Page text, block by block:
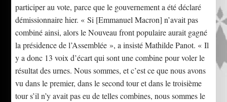
participer au vote, parce que le gouvernement a été déclaré
démissionnaire hier. « Si [Emmanuel Macron] n’avait pas
combiné ainsi, alors le Nouveau front populaire aurait gagné
la présidence de l’Assemblée », a insisté Mathilde Panot. « Il
y a donc 13 voix d’écart qui sont une combine pour voler le
résultat des urnes. Nous sommes, et c’est ce que nous avons
vu dans le premier, dans le second tour et dans le troisième
tour s’il n’y avait pas eu de telles combines, nous sommes le